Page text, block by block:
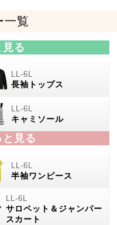
一覧
見る
長袖トップス
キャミソール
見る
半袖ワンピース
サロペット＆ジャンパー
スカート